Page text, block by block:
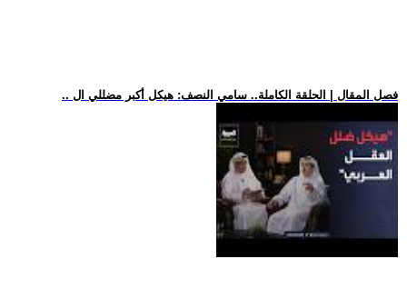
.. فصل المقال | الحلقة الكاملة.. سامي النصف: هيكل أكبر مضللي ال